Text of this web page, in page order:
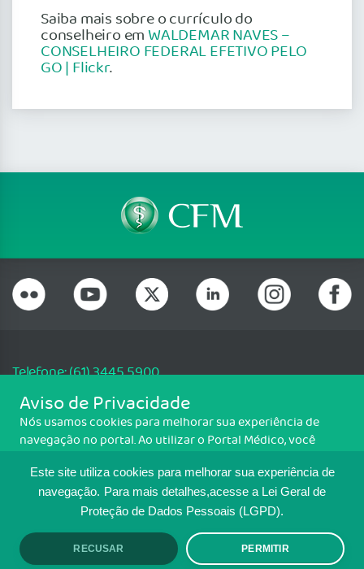
Este site utiliza cookies para melhorar sua experiência de
navegação. Para mais detalhes,acesse a Lei Geral de
Proteção de Dados Pessoais (LGPD).
RECUSAR PERMITIR
Saiba mais sobre o currículo do
conselheiro emWALDEMAR NAVES –
CONSELHEIRO FEDERAL EFETIVO PELO
GO | Flickr.
Telefone: (61) 3445 5900
Email: cfm@portalmedico.org.br
SGAS 616, Conjunto D, Lote 115, L2 Sul, Brasília/DF - CEP: 70200-760 -
CNPJ: 33.583.550/0001-30
MAPA DO SITE
TRANSPARÊNCIA E PRESTAÇÃO DE
CONTAS
Aviso de Privacidade
Nós usamos cookies para melhorar sua experiência de
navegação no portal. Ao utilizar o Portal Médico, você
Para ter mais informações sobre como isso é feito, acesse
Política de cookies. Se você concorda, clique em ACEITO.
ACEITO